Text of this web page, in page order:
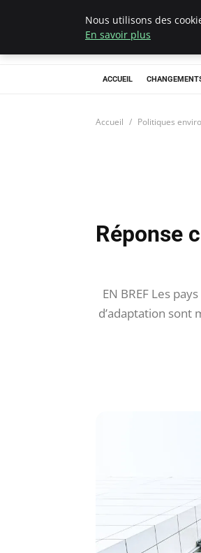
ACCUEIL
Accueil Politiques
Réponse
EN BREF Les
d’adaptation
Nous utilisons des
En savoir plus